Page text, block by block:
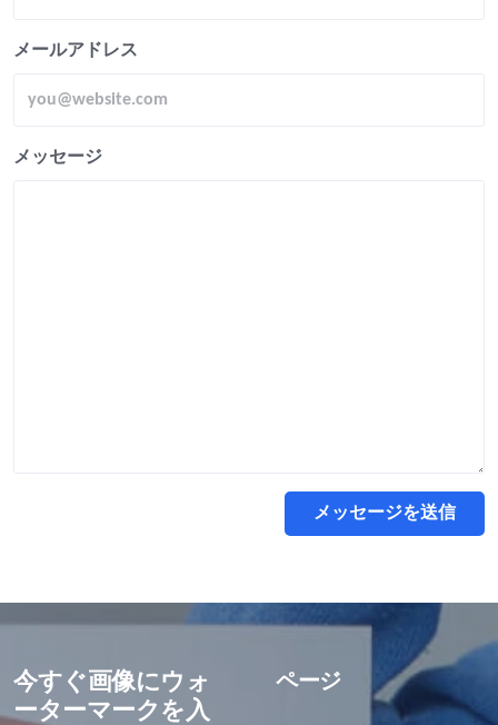
メールアドレス
メッセージ
メッセージを送信
今すぐ画像にウォ
ーターマークを入
ページ